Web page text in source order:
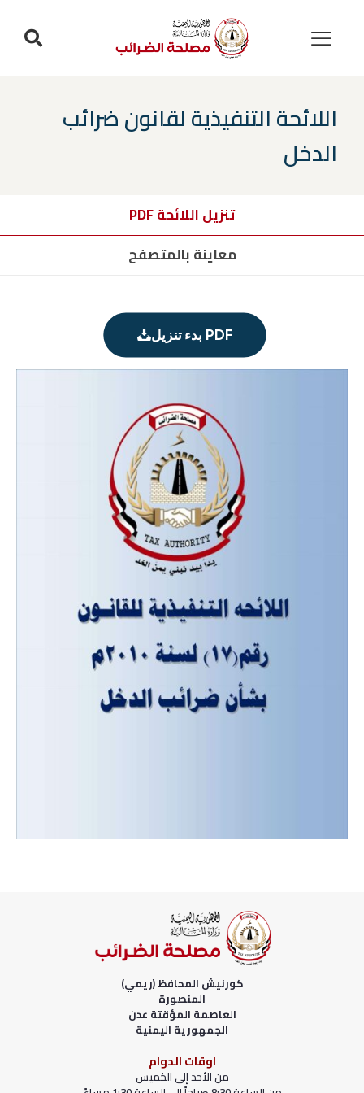
اللائحة التنفيذية لقانون ضرائب
الدخل
تنزيل اللائحة PDF
معاينة بالمتصفح
بدء تنزيل PDF
كورنيش المحافظ (ريمي)
المنصورة
العاصمة المؤقتة عدن
الجمهورية اليمنية
اوقات الدوام
من الأحد إلى الخميس